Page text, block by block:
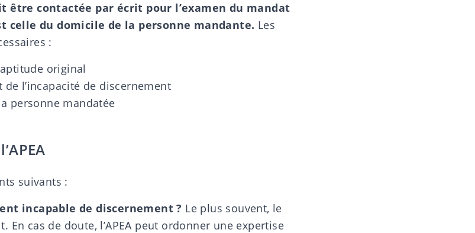
être contactée par écrit pour l’examen du mandat
celle du domicile de la personne mandante. Les
:
original
l’incapacité de discernement
personne mandatée
suivants :
incapable de discernement ? Le plus souvent, le
cas de doute, l’APEA peut ordonner une expertise